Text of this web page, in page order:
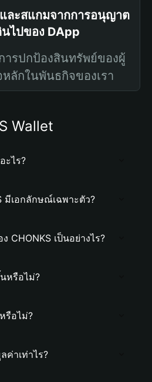
ละสแกมจากการอนุญาต
นไปของ DApp
ารปกป้องสินทรัพย์ของผู้
ลักในพันธกิจของเรา
Wallet
ะไร?
มีเอกลักษณ์เฉพาะตัว?
CHONKS เป็นอย่างไร?
หรือไม่?
รือไม่?
ค่าเท่าไร?